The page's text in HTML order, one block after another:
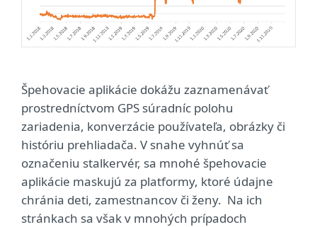
Špehovacie aplikácie dokážu zaznamenávať
prostredníctvom GPS súradníc polohu
zariadenia, konverzácie používateľa, obrázky či
históriu prehliadača. V snahe vyhnúť sa
označeniu stalkervér, sa mnohé špehovacie
aplikácie maskujú za platformy, ktoré údajne
chránia deti, zamestnancov či ženy. Na ich
stránkach sa však v mnohých prípadoch